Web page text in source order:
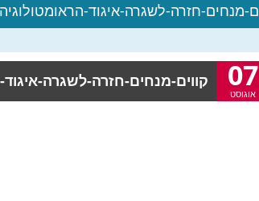
מנחים-חזרה-לשגרה-איגוד-הראומטולוגיה
07
אוגוסט
קווים-מנחים-חזרה-לשגרה-